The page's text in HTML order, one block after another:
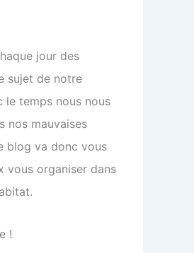
jour des
sujet de notre
le temps nous nous
nos mauvaises
blog va donc vous
vous organiser dans
!